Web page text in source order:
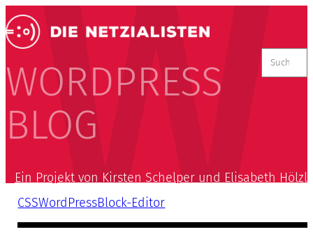
WORDPRESS
BLOG
nach:
Ein Projekt von Kirsten Schelper und Elisabeth Hölzl
CSSWordPressBlock-Editor